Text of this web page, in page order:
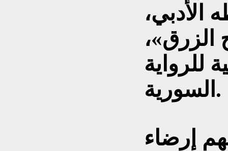
الأدبي،
الزرق»،
للرواية
السورية.
إرضاء